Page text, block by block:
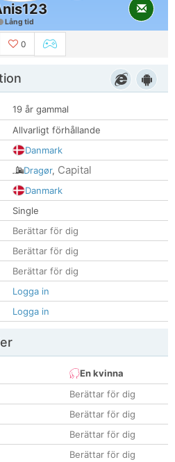
Lång tid
0
19 år gammal
Allvarligt förhållande
Danmark
Dragør, Capital
Danmark
Single
Berättar för dig
Berättar för dig
Berättar för dig
Logga in
Logga in
En kvinna
Berättar för dig
Berättar för dig
Berättar för dig
Berättar för dig